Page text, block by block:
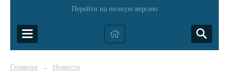
Перейти на полную версию
Главная → Новости